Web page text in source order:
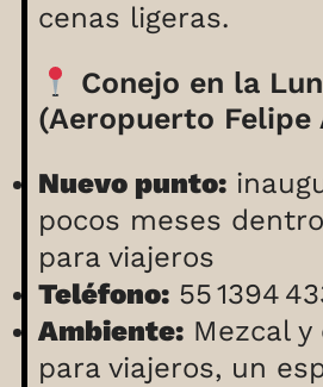
cenas ligeras.
Conejo en la
(Aeropuerto Felipe
Nuevo punto:
pocos meses
para viajeros
Teléfono:55 1394
Ambiente:Mezcal y
para viajeros, un